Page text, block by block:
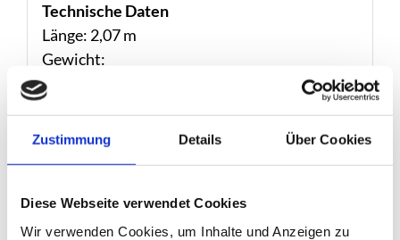
Zustimmung Details Über Cookies
Diese Webseite verwendet Cookies
Wir verwenden Cookies, um Inhalte und Anzeigen zu
Technische Daten
Länge: 2,07 m
Gewicht:
Material: Stahl, vollfeuerverzinkt
Ähnliche Produkte